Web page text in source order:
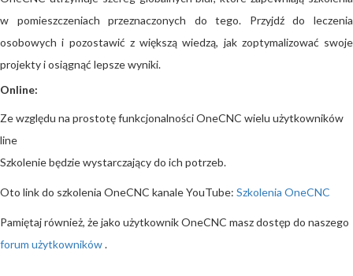
w pomieszczeniach przeznaczonych do tego. Przyjdź do leczenia
osobowych i pozostawić z większą wiedzą, jak zoptymalizować swoje
projekty i osiągnąć lepsze wyniki.
Online:
Ze względu na prostotę funkcjonalności OneCNC wielu użytkowników
line
Szkolenie będzie wystarczający do ich potrzeb.
Oto link do szkolenia OneCNC kanale YouTube: Szkolenia OneCNC
Pamiętaj również, że jako użytkownik OneCNC masz dostęp do naszego
forum użytkowników.